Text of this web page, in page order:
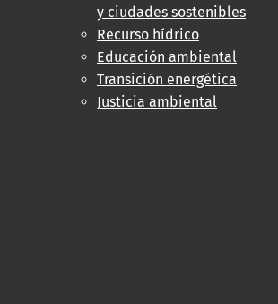
y ciudades sostenibles
Recurso hídrico
Educación ambiental
Transición energética
Justicia ambiental